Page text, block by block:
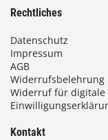
Rechtliches
Datenschutz
Impressum
AGB
Widerrufsbelehrung
Widerruf für digitale
Kontakt